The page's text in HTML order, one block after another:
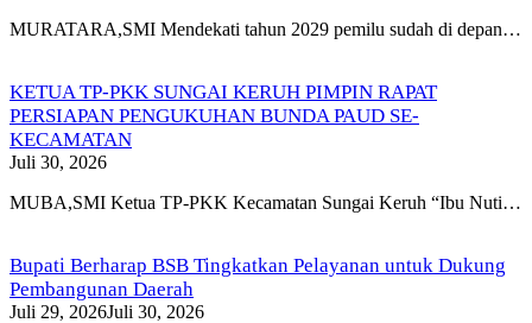
MURATARA,SMI Mendekati tahun 2029 pemilu sudah di depan…
KETUA TP-PKK SUNGAI KERUH PIMPIN RAPAT
PERSIAPAN PENGUKUHAN BUNDA PAUD SE-
KECAMATAN
Juli 30, 2026
MUBA,SMI Ketua TP-PKK Kecamatan Sungai Keruh “Ibu Nuti…
Bupati Berharap BSB Tingkatkan Pelayanan untuk Dukung
Pembangunan Daerah
Juli 29, 2026Juli 30, 2026